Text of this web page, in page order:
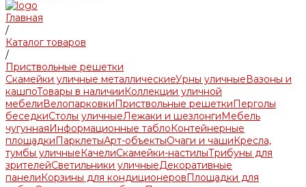
Главная
/
Каталог товаров
/
Приствольные решетки
Скамейки уличные металлическиеУрны уличныеВазоны и
кашпоТовары в наличииКоллекции уличной
мебелиВелопарковкиПриствольные решеткиПерголы
беседкиСтолы уличныеЛежаки и шезлонгиМебель
чугуннаяИнформационные таблоКонтейнерные
площадкиПарклетыАрт-объектыОчаги и чашиКресла,
тумбы уличныеКачелиСкамейки-настилыТрибуны для
зрителейСветильники уличныеДекоративные
панелиКорзины для кондиционеровПлощадки для